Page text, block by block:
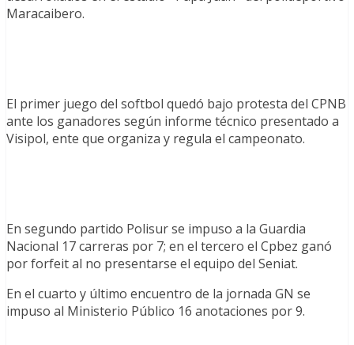
Maracaibero.
El primer juego del softbol quedó bajo protesta del CPNB
ante los ganadores según informe técnico presentado a
Visipol, ente que organiza y regula el campeonato.
En segundo partido Polisur se impuso a la Guardia
Nacional 17 carreras por 7; en el tercero el Cpbez ganó
por forfeit al no presentarse el equipo del Seniat.
En el cuarto y último encuentro de la jornada GN se
impuso al Ministerio Público 16 anotaciones por 9.